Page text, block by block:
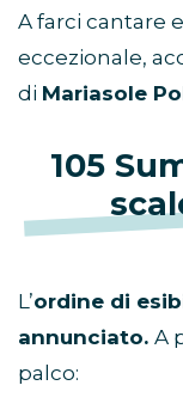
A farci cantare
eccezionale,
di Mariasole
105
L’ordine di
annunciato. A
palco: